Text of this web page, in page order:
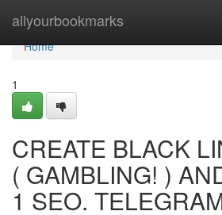
allyourbookmarks
Home
Home
1
CREATE BLACK
( GAMBLING! )
1 SEO.